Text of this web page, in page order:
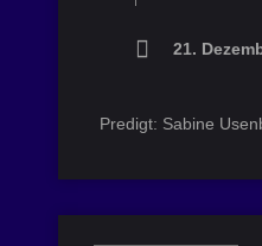
21.
Predigt: Sabine